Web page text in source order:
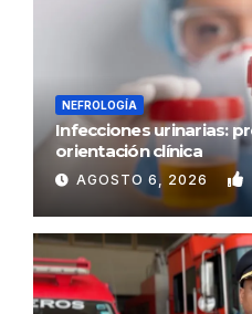
NEFROLOGÍA
Infecciones urinarias:
orientación clínica
AGOSTO 6, 2026